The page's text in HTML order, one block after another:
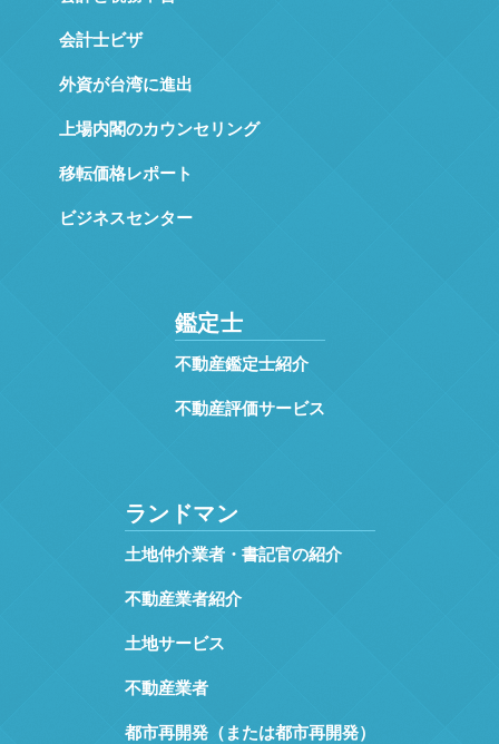
会計士ビザ
外資が台湾に進出
上場内閣のカウンセリング
移転価格レポート
ビジネスセンター
鑑定士
不動産鑑定士紹介
不動産評価サービス
ランドマン
土地仲介業者・書記官の紹介
不動産業者紹介
土地サービス
不動産業者
都市再開発（または都市再開発）